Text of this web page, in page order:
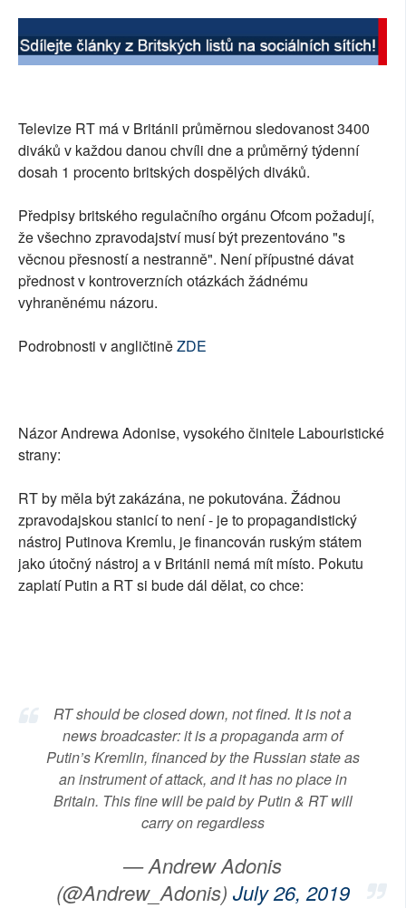
Televize RT má v Británii průměrnou sledovanost 3400
diváků v každou danou chvíli dne a průměrný týdenní
dosah 1 procento britských dospělých diváků.
Předpisy britského regulačního orgánu Ofcom požadují,
že všechno zpravodajství musí být prezentováno "s
věcnou přesností a nestranně". Není přípustné dávat
přednost v kontroverzních otázkách žádnému
vyhraněnému názoru.
Podrobnosti v angličtiněZDE
Názor Andrewa Adonise, vysokého činitele Labouristické
strany:
RT by měla být zakázána, ne pokutována. Žádnou
zpravodajskou stanicí to není - je to propagandistický
nástroj Putinova Kremlu, je financován ruským státem
jako útočný nástroj a v Británii nemá mít místo. Pokutu
zaplatí Putin a RT si bude dál dělat, co chce:
RT should be closed down, not fined. It is not a
news broadcaster: it is a propaganda arm of
Putin’s Kremlin, financed by the Russian state as
an instrument of attack, and it has no place in
Britain. This fine will be paid by Putin & RT will
carry on regardless
— Andrew Adonis
(@Andrew_Adonis) July 26, 2019